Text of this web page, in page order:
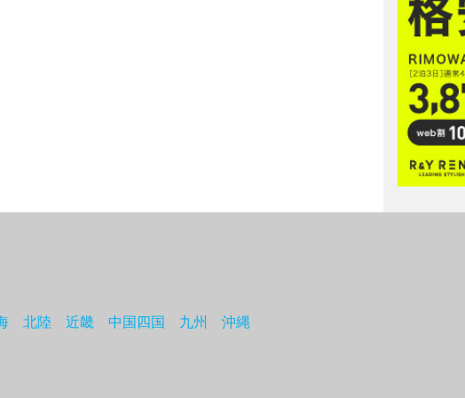
北陸 近畿 中国四国 九州 沖縄